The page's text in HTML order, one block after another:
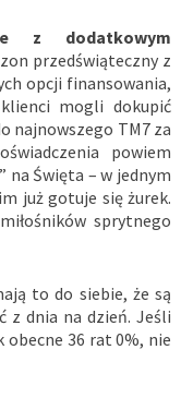
z dodatkowym
przedświąteczny z
opcji finansowania,
mogli dokupić
najnowszego TM7 za
powiem
na Święta – w jednym
już gotuje się żurek.
sprytnego
to do siebie, że są
z dnia na dzień. Jeśli
36 rat 0%, nie